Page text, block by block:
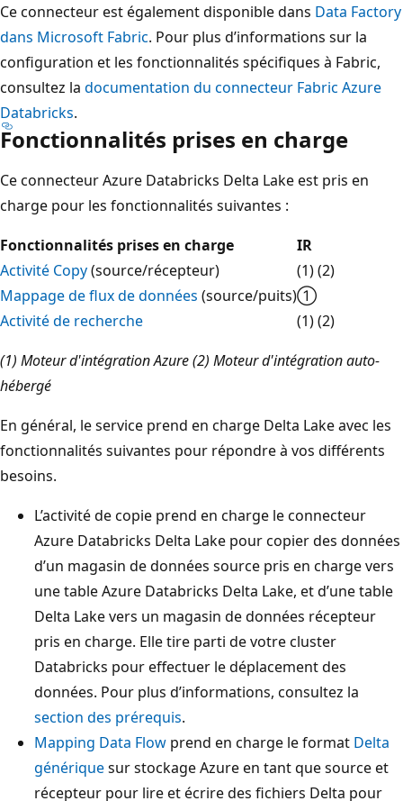
Ce connecteur est également disponible dans Data Factory
dans Microsoft Fabric. Pour plus d’informations sur la
configuration et les fonctionnalités spécifiques à Fabric,
consultez la documentation du connecteur Fabric Azure
Databricks.
Fonctionnalités prises en charge
Ce connecteur Azure Databricks Delta Lake est pris en
charge pour les fonctionnalités suivantes :
Fonctionnalités prises en charge
IR
Activité Copy(source/récepteur)
(1) (2)
Mappage de flux de données (source/puits)①
Activité de recherche
(1) (2)
(1) Moteur d'intégration Azure (2) Moteur d'intégration auto-
hébergé
En général, le service prend en charge Delta Lake avec les
fonctionnalités suivantes pour répondre à vos différents
besoins.
L’activité de copie prend en charge le connecteur
Azure Databricks Delta Lake pour copier des données
d’un magasin de données source pris en charge vers
une table Azure Databricks Delta Lake, et d’une table
Delta Lake vers un magasin de données récepteur
pris en charge. Elle tire parti de votre cluster
Databricks pour effectuer le déplacement des
données. Pour plus d’informations, consultez la
section des prérequis.
Mapping Data Flow prend en charge le format Delta
génériquesur stockage Azure en tant que source et
récepteur pour lire et écrire des fichiers Delta pour